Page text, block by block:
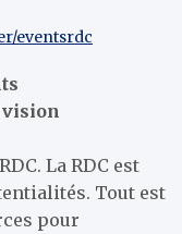
eventsrdc
La RDC est
Tout est
pour